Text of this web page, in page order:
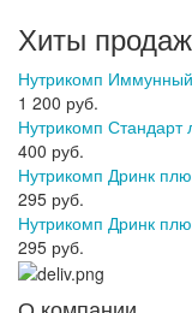
Хиты продаж
Нутрикомп
1 200 руб.
Нутрикомп Стандарт
400 руб.
Нутрикомп Дринк
295 руб.
Нутрикомп Дринк
295 руб.